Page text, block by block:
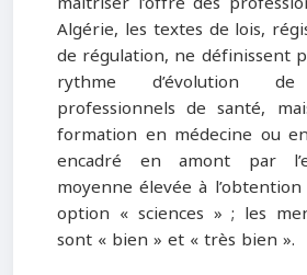
Algérie, les textes de lois,
de régulation, ne définissent
rythme d’évolution
professionnels de santé,
formation en médecine ou
encadré en amont par
moyenne élevée à
option « sciences » ; les
sont « bien » et « très bien ».